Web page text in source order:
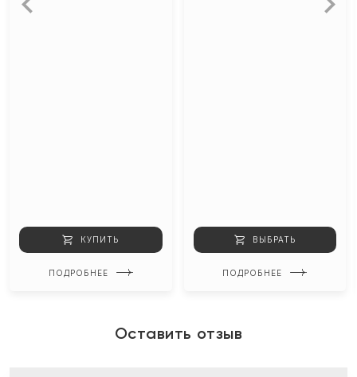
КУПИТЬ
ПОДРОБНЕЕ
ВЫБРАТЬ
ПОДРОБНЕЕ
Оставить отзыв